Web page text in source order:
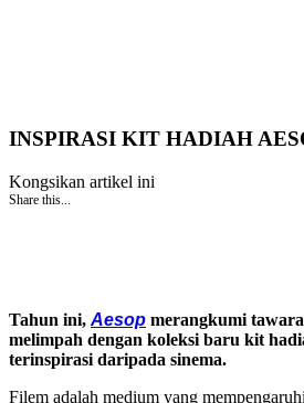
INSPIRASI KIT HADIAH
Kongsikan artikel ini
Share this...
Tahun ini, Aesop merangkumi
melimpah dengan koleksi baru kit
terinspirasi daripada sinema.
Filem adalah medium yang